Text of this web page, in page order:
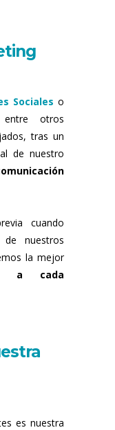
Sociales o
otros
tras un
de nuestro
cuando
de nuestros
la mejor
a cada
es nuestra